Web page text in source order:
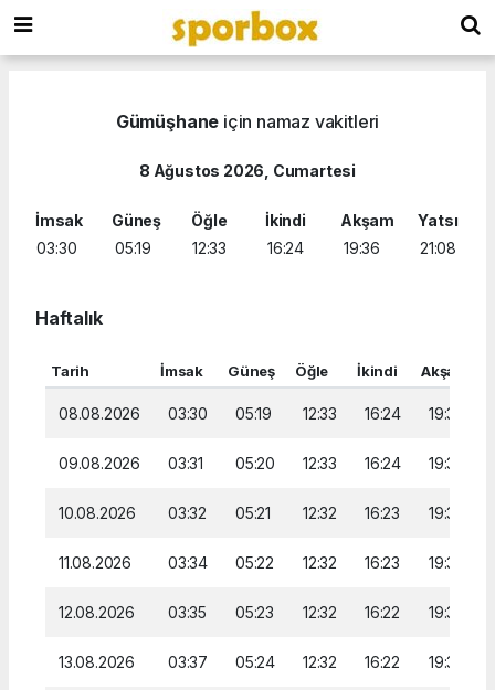
Gümüşhane için namaz vakitleri
8 Ağustos 2026, Cumartesi
İmsak
03:30
Güneş
05:19
Öğle
12:33
İkindi
16:24
Akşam
19:36
Yatsı
21:08
Haftalık
Tarih İmsak Güneş Öğle İkindi Akşam
08.08.2026 03:30 05:19 12:33 16:24 19:36
09.08.2026 03:31 05:20 12:33 16:24 19:35
10.08.2026 03:32 05:21 12:32 16:23 19:34
11.08.2026 03:34 05:22 12:32 16:23 19:32
12.08.2026 03:35 05:23 12:32 16:22 19:31
13.08.2026 03:37 05:24 12:32 16:22 19:30